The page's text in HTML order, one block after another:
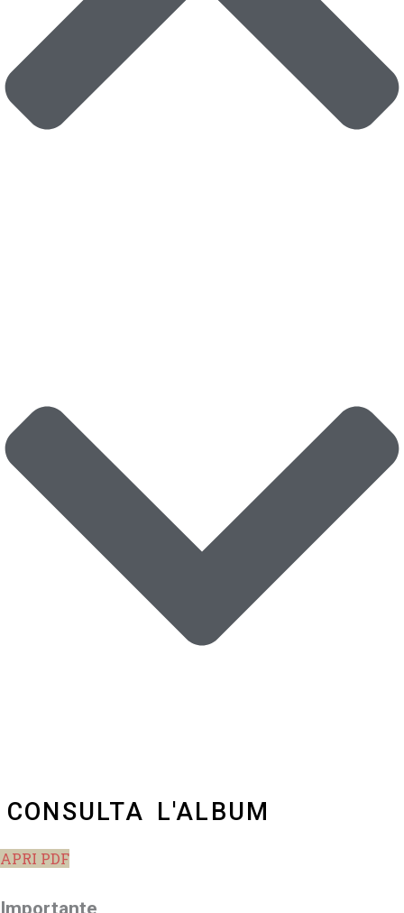
CONSULTA L'ALBUM
APRI PDF
Importante